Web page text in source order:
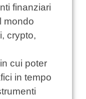
finanziari
mondo
crypto,
cui poter
in tempo